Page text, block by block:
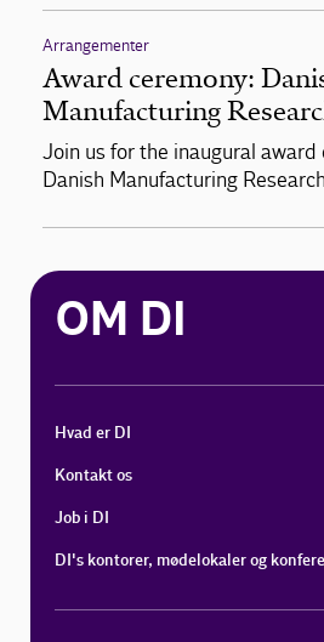
Arrangementer
Award ceremony:
Manufacturing
Join us for the inaugural award
Danish Manufacturing
OM DI
Hvad er DI
Kontakt os
Job i DI
DI's kontorer, mødelokaler og